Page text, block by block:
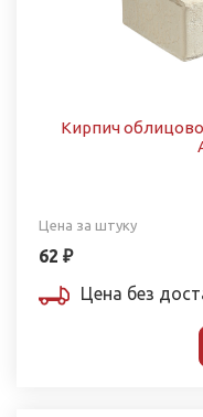
Кирпич
Цена за штуку
62 ₽
Цена без